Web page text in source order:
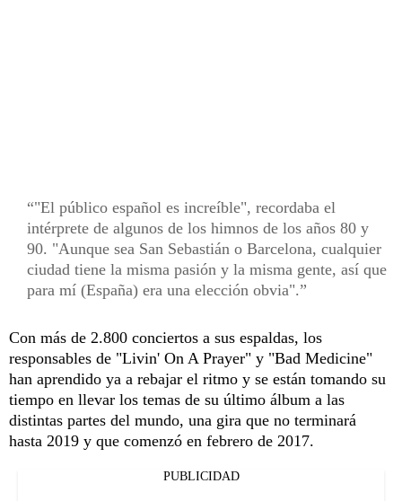
"El público español es increíble", recordaba el
intérprete de algunos de los himnos de los años 80 y
90. "Aunque sea San Sebastián o Barcelona, cualquier
ciudad tiene la misma pasión y la misma gente, así que
para mí (España) era una elección obvia".
Con más de 2.800 conciertos a sus espaldas, los
responsables de "Livin' On A Prayer" y "Bad Medicine"
han aprendido ya a rebajar el ritmo y se están tomando su
tiempo en llevar los temas de su último álbum a las
distintas partes del mundo, una gira que no terminará
hasta 2019 y que comenzó en febrero de 2017.
PUBLICIDAD